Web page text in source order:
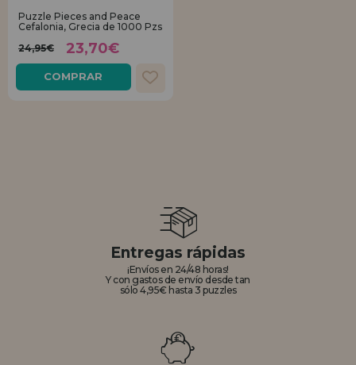
REGISTRO DISTRIBUIDOR
Puzzle Pieces and Peace
Cefalonia, Grecia de 1000 Pzs
24,95€
23,70€
COMPRAR
Entregas rápidas
¡Envíos en 24/48 horas!
Y con gastos de envío desde tan
sólo 4,95€ hasta 3 puzzles